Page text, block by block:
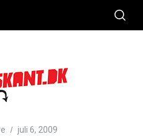
juli 6, 2009